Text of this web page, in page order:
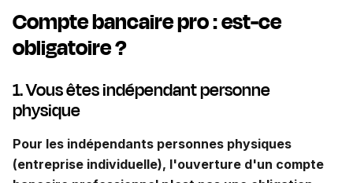
Compte bancaire pro : est-ce
obligatoire ?
1. Vous êtes indépendant personne
physique
Pour les indépendants personnes physiques
(entreprise individuelle), l'ouverture d'un compte